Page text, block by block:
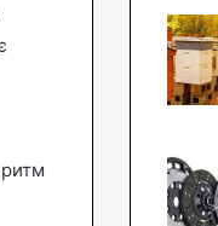
ритм
:
я
к
п
д
н
а